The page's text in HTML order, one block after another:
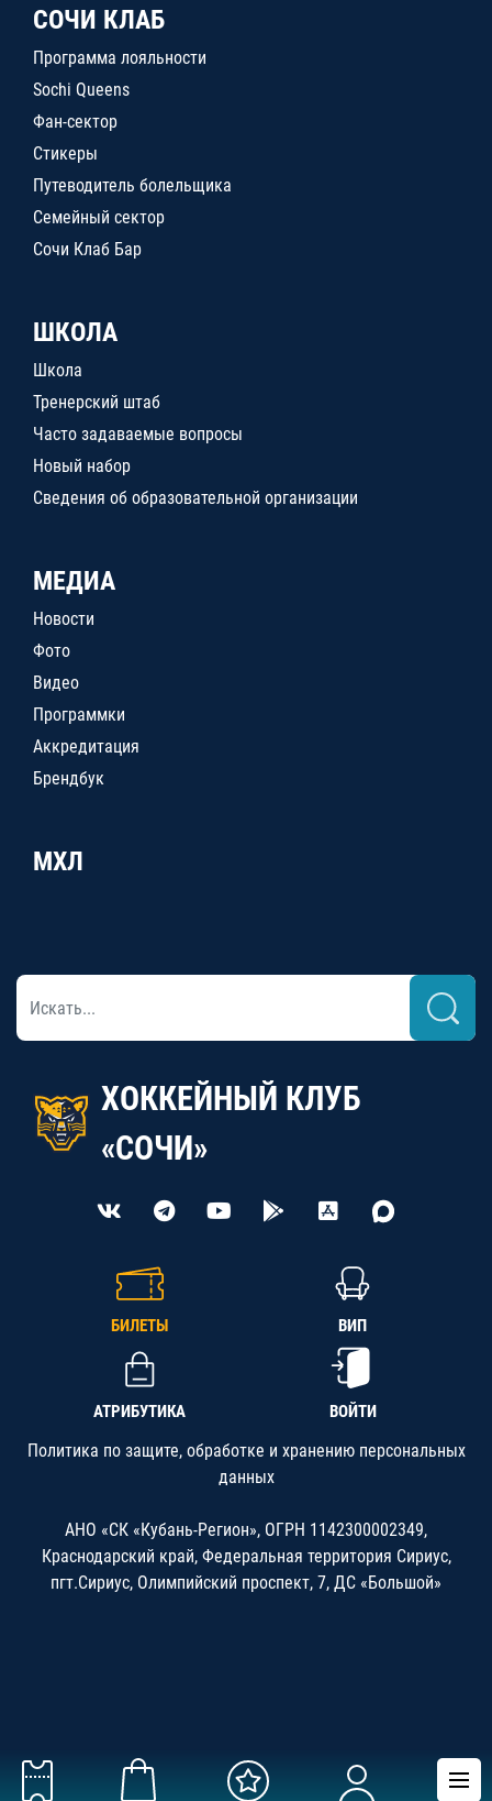
СОЧИ КЛАБ
Программа лояльности
Sochi Queens
Фан-сектор
Стикеры
Путеводитель болельщика
Семейный сектор
Сочи Клаб Бар
ШКОЛА
Школа
Тренерский штаб
Часто задаваемые вопросы
Новый набор
Сведения об образовательной организации
МЕДИА
Новости
Фото
Видео
Программки
Аккредитация
Брендбук
МХЛ
ХОККЕЙНЫЙ КЛУБ
«СОЧИ»
БИЛЕТЫ ВИП
АТРИБУТИКА ВОЙТИ
Политика по защите, обработке и хранению персональных
данных
АНО «СК «Кубань-Регион», ОГРН 1142300002349,
Краснодарский край, Федеральная территория Сириус,
пгт.Сириус, Олимпийский проспект, 7, ДС «Большой»